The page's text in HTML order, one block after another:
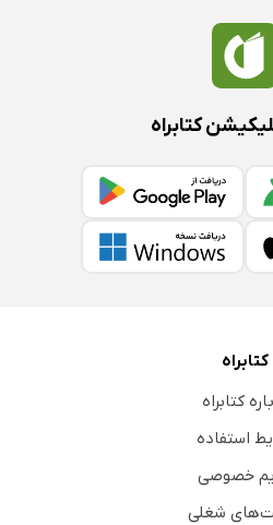
کتابراه
کتابراه
کتابراه
استفاده
خصوصی
شغلی